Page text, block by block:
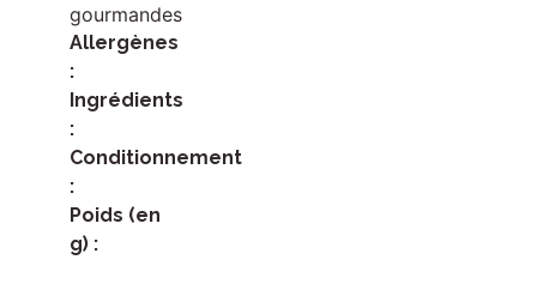
gourmandes
Allergènes
:
Ingrédients
:
Conditionnement
:
Poids (en
g) :